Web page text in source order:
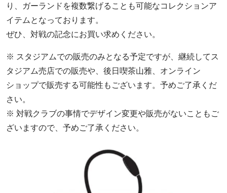
り、ガーランドを複数繋げることも可能なコレクションア
イテムとなっております。
ぜひ、対戦の記念にお買い求めください。
※ スタジアムでの販売のみとなる予定ですが、継続してス
タジアム売店での販売や、後日喫茶山雅、オンライン
ショップで販売する可能性もございます。予めご了承くだ
さい。
※ 対戦クラブの事情でデザイン変更や販売がないこともご
ざいますので、予めご了承ください。